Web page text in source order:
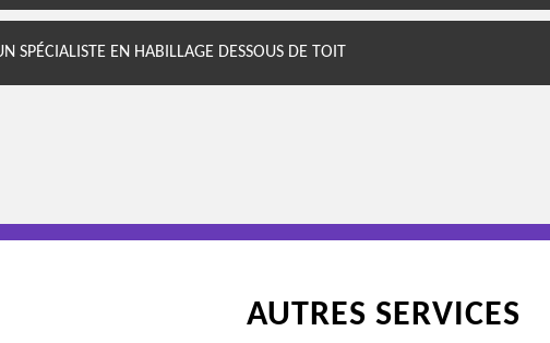
SPÉCIALISTE EN HABILLAGE DESSOUS DE TOIT
AUTRES SERVICES